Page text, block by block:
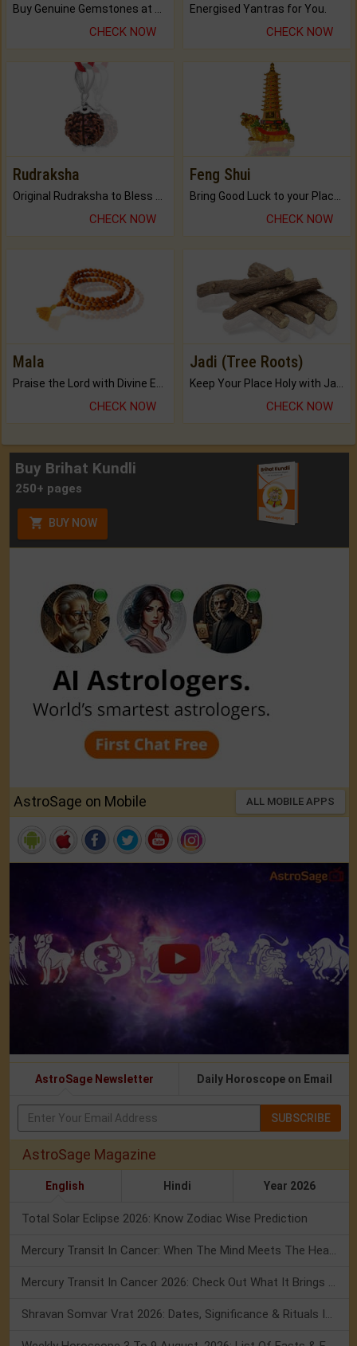
CHECK NOW
Energised Yantras for You.
CHECK NOW
Rudraksha
CHECK NOW
Feng Shui
CHECK NOW
Mala
CHECK NOW
Jadi (Tree Roots)
CHECK NOW
Buy Brihat Kundli
250+ pages
BUY NOW
AstroSage on Mobile ALL MOBILE APPS
AstroSage Newsletter Daily Horoscope on Email
SUBSCRIBE
AstroSage Magazine
English Hindi Year 2026
Total Solar Eclipse 2026: Know Zodiac Wise Prediction